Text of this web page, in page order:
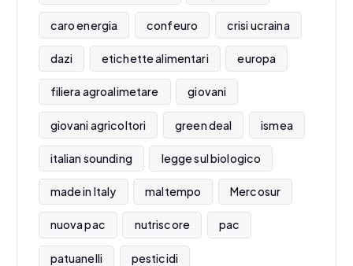
caro energia confeuro crisi ucraina
dazi etichette alimentari europa
filiera agroalimetare giovani
giovani agricoltori green deal ismea
italian sounding legge sul biologico
made in Italy maltempo Mercosur
nuova pac nutriscore pac
patuanelli pesticidi